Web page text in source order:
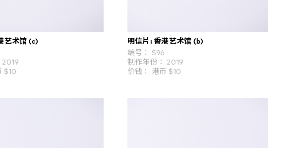
艺术馆 (c)
2019
$10
明信片: 香港艺术馆 (b)
编号： S96
制作年份： 2019
价钱： 港币 $10